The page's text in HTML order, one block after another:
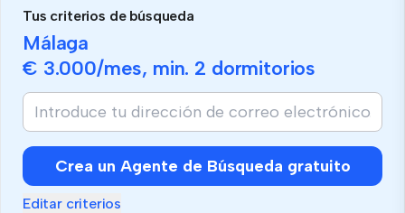
Tus criterios de búsqueda
Málaga
€ 3.000/mes, min. 2 dormitorios
Crea un Agente de Búsqueda gratuito
Editar criterios